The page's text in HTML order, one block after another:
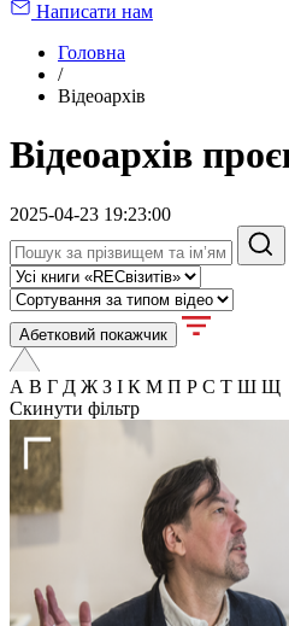
Написати нам
Головна
/
Відеоархів
Відеоархів
2025-04-23 19:23:00
Абетковий покажчик
А В Г Д Ж З І К М П Р С Т Ш Щ
Скинути фільтр